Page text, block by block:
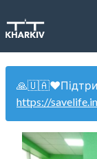
https://